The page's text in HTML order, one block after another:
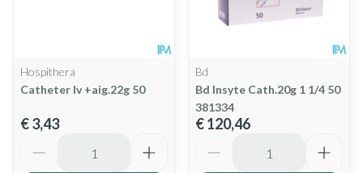
Hospithera
Catheter Iv +aig.22g 50
€ 3,43
Bd
Bd Insyte Cath.20g 1 1/4 50
381334
€ 120,46